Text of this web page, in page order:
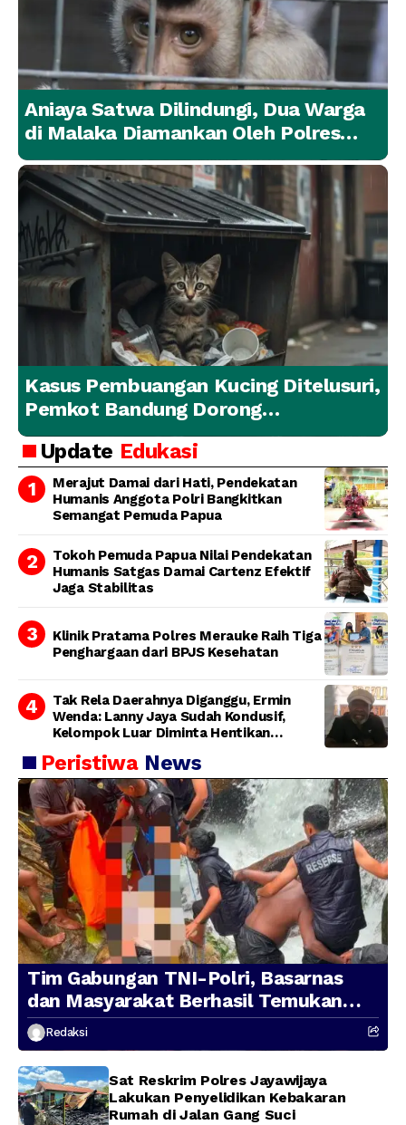
Aniaya Satwa Dilindungi, Dua Warga
di Malaka Diamankan Oleh Polres
Malaka
Kasus Pembuangan Kucing Ditelusuri,
Pemkot Bandung Dorong
Penanganan Hewan yang
Bertanggung Jawab
Update Edukasi
Merajut Damai dari Hati, Pendekatan
Humanis Anggota Polri Bangkitkan
Semangat Pemuda Papua
Tokoh Pemuda Papua Nilai Pendekatan
Humanis Satgas Damai Cartenz Efektif
Jaga Stabilitas
Klinik Pratama Polres Merauke Raih Tiga
Penghargaan dari BPJS Kesehatan
Tak Rela Daerahnya Diganggu, Ermin
Wenda: Lanny Jaya Sudah Kondusif,
Kelompok Luar Diminta Hentikan
Peristiwa News
Tim Gabungan TNI-Polri, Basarnas
dan Masyarakat Berhasil Temukan
Presenter TVRI Papua Barat yang
Hilang di Sungai Memti
Redaksi
Sat Reskrim Polres Jayawijaya
Lakukan Penyelidikan Kebakaran
Rumah di Jalan Gang Suci